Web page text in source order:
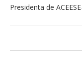
Presidenta de